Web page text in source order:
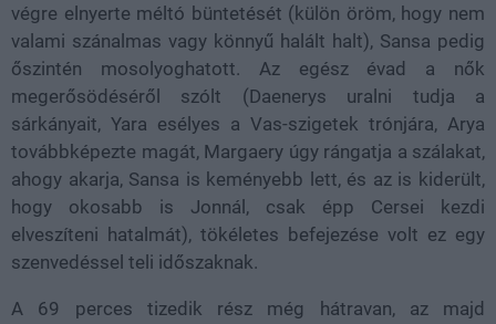
végre elnyerte méltó büntetését (külön öröm, hogy nem
valami szánalmas vagy könnyű halált halt), Sansa pedig
őszintén mosolyoghatott. Az egész évad a nők
megerősödéséről szólt (Daenerys uralni tudja a
sárkányait, Yara esélyes a Vas-szigetek trónjára, Arya
továbbképezte magát, Margaery úgy rángatja a szálakat,
ahogy akarja, Sansa is keményebb lett, és az is kiderült,
hogy okosabb is Jonnál, csak épp Cersei kezdi
elveszíteni hatalmát), tökéletes befejezése volt ez egy
szenvedéssel teli időszaknak.
A 69 perces tizedik rész még hátravan, az majd